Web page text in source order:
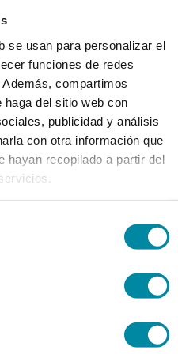
se usan para personalizar el
funciones de redes
compartimos
del sitio web con
publicidad y análisis
con otra información que
hayan recopilado a partir del
TAPA